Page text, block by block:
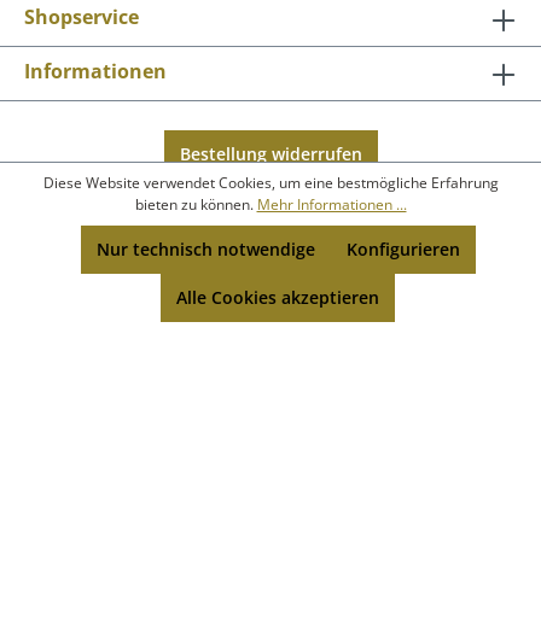
Shopservice
Informationen
Bestellung widerrufen
Diese Website verwendet Cookies, um eine bestmögliche Erfahrung
bieten zu können. Mehr Informationen ...
Nur technisch notwendige Konfigurieren
Alle Cookies akzeptieren